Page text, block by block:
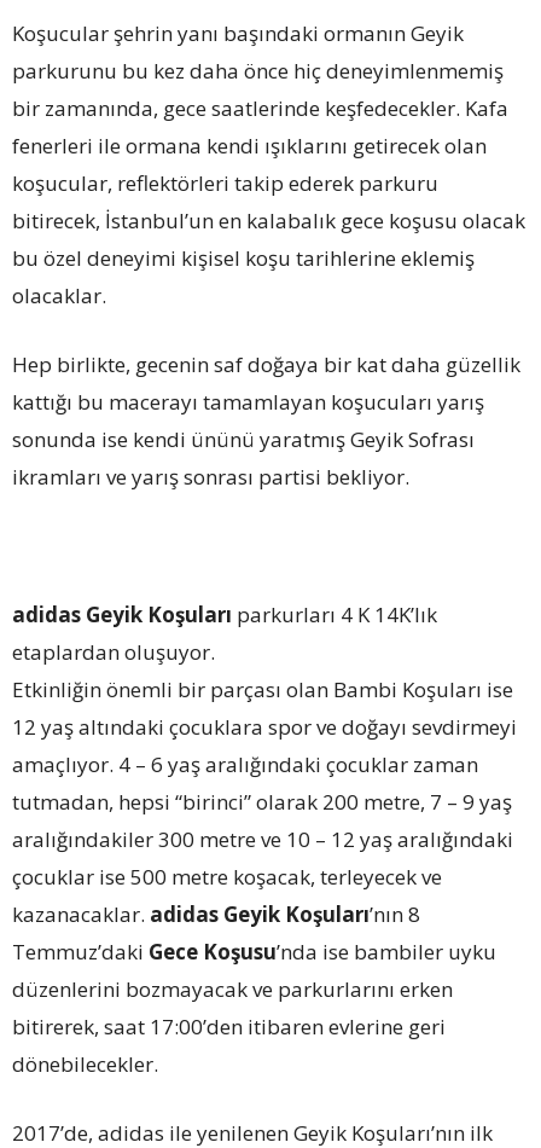
Koşucular şehrin yanı başındaki ormanın Geyik
parkurunu bu kez daha önce hiç deneyimlenmemiş
bir zamanında, gece saatlerinde keşfedecekler. Kafa
fenerleri ile ormana kendi ışıklarını getirecek olan
koşucular, reflektörleri takip ederek parkuru
bitirecek, İstanbul’un en kalabalık gece koşusu olacak
bu özel deneyimi kişisel koşu tarihlerine eklemiş
olacaklar.
Hep birlikte, gecenin saf doğaya bir kat daha güzellik
kattığı bu macerayı tamamlayan koşucuları yarış
sonunda ise kendi ününü yaratmış Geyik Sofrası
ikramları ve yarış sonrası partisi bekliyor.
adidas Geyik Koşuları parkurları 4 K 14K’lık
etaplardan oluşuyor.
Etkinliğin önemli bir parçası olan Bambi Koşuları ise
12 yaş altındaki çocuklara spor ve doğayı sevdirmeyi
amaçlıyor. 4 – 6 yaş aralığındaki çocuklar zaman
tutmadan, hepsi “birinci” olarak 200 metre, 7 – 9 yaş
aralığındakiler 300 metre ve 10 – 12 yaş aralığındaki
çocuklar ise 500 metre koşacak, terleyecek ve
kazanacaklar. adidas Geyik Koşuları’nın 8
Temmuz’daki Gece Koşusu’nda ise bambiler uyku
düzenlerini bozmayacak ve parkurlarını erken
bitirerek, saat 17:00’den itibaren evlerine geri
dönebilecekler.
2017’de, adidas ile yenilenen Geyik Koşuları’nın ilk